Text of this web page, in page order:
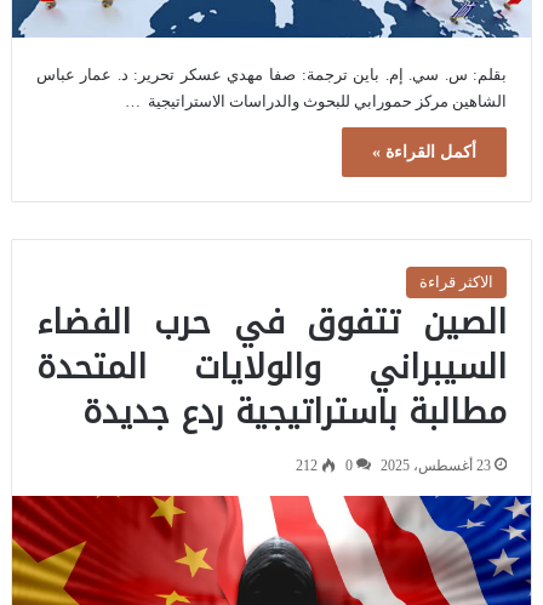
بقلم: س. سي. إم. باين ترجمة: صفا مهدي عسكر تحرير: د. عمار عباس
الشاهين مركز حمورابي للبحوث والدراسات الاستراتيجية …
أكمل القراءة »
الاكثر قراءة
الصين تتفوق في حرب الفضاء
السيبراني والولايات المتحدة
مطالبة باستراتيجية ردع جديدة
23 أغسطس، 2025 0
212